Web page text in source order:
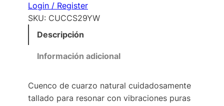
Login / Register
SKU: CUCCS29YW
Descripción
Información adicional
Cuenco de cuarzo natural cuidadosamente
tallado para resonar con vibraciones puras